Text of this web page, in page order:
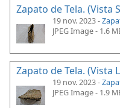
Zapato de Tela. (Vista
19 nov. 2023 -
JPEG Image - 1.6
Zapato de Tela. (Vista
19 nov. 2023 -
JPEG Image - 1.9